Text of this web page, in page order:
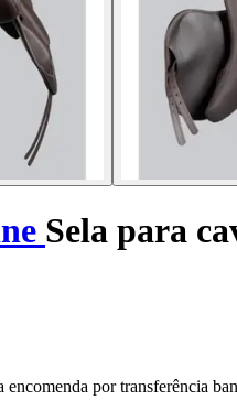
Sela para
encomenda por transferência